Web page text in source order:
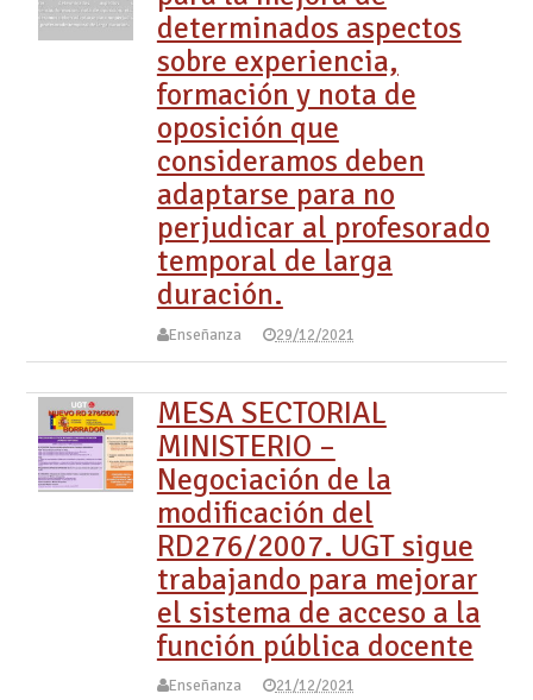
determinados aspectos
sobre experiencia,
formación y nota de
oposición que
consideramos deben
adaptarse para no
perjudicar al profesorado
temporal de larga
duración.
Enseñanza 29/12/2021
MESA SECTORIAL
MINISTERIO –
Negociación de la
modificación del
RD276/2007. UGT sigue
trabajando para mejorar
el sistema de acceso a la
función pública docente
Enseñanza 21/12/2021